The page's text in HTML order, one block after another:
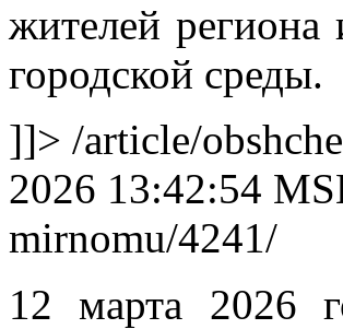
жителей региона
городской среды.
]]> /article/
2026 13:42:54
mirnomu/4241/
12 марта 2026